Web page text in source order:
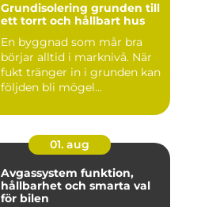
Grundisolering grunden till
ett torrt och hållbart hus
En byggnad som mår bra
börjar alltid i marknivå. När
fukt tränger in i grunden kan
följden bli mögel...
01. aug
Avgassystem funktion,
hållbarhet och smarta val
för bilen